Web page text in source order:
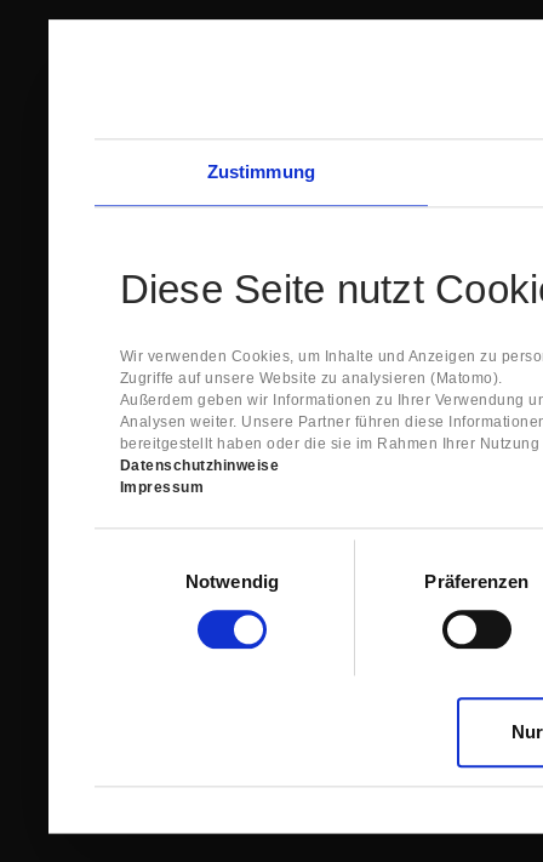
Zustimmung
Diese Seite nutzt
Wir verwenden Cookies, um Inhalte und Anzeigen zu
Zugriffe auf unsere Website zu analysieren (Matomo).
Außerdem geben wir Informationen zu Ihrer Verwendung
Analysen weiter. Unsere Partner führen diese
bereitgestellt haben oder die sie im Rahmen Ihrer
Datenschutzhinweise
Impressum
Notwendig
Präferenzen